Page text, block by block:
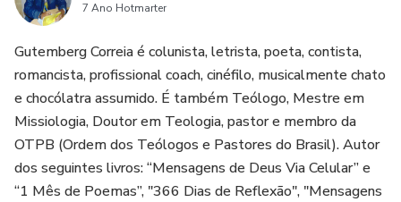
7 Ano Hotmarter
Gutemberg Correia é colunista, letrista, poeta, contista,
romancista, profissional coach, cinéfilo, musicalmente chato
e chocólatra assumido. É também Teólogo, Mestre em
Missiologia, Doutor em Teologia, pastor e membro da
OTPB (Ordem dos Teólogos e Pastores do Brasil). Autor
dos seguintes livros: “Mensagens de Deus Via Celular” e
“1 Mês de Poemas”, "366 Dias de Reflexão", "Mensagens